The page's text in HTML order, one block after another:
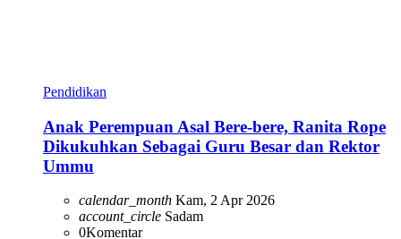
Pendidikan
Anak Perempuan Asal Bere-bere, Ranita Rope
Dikukuhkan Sebagai Guru Besar dan Rektor
Ummu
calendar_month Kam, 2 Apr 2026
account_circle Sadam
0Komentar